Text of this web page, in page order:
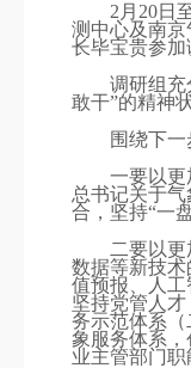
2月20日
测中心及南
长毕宝贵参加
调研组充
敢干”的精神
围绕下一
一要以更
总书记关于
合，坚持“一
二要以
数据等新技
值预报、人
坚持党管人
务示范体系
象服务体系
业主管部门职